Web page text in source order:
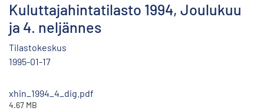
Kuluttajahintatilasto 1994, Joulukuu
ja 4. neljännes
Tilastokeskus
1995-01-17
xhin_1994_4_dig.pdf
4.67 MB